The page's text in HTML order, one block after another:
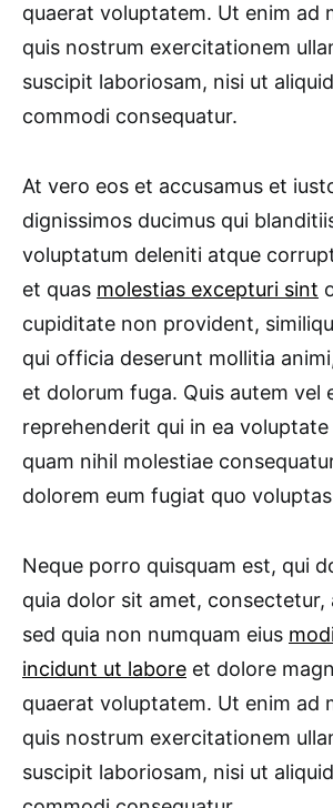
quaerat voluptatem. Ut enim ad
quis nostrum exercitationem
suscipit laboriosam, nisi ut
commodi consequatur.
At vero eos et accusamus et
dignissimos ducimus qui
voluptatum deleniti atque
et quas molestias excepturi sint
cupiditate non provident,
qui officia deserunt mollitia
et dolorum fuga. Quis autem vel
reprehenderit qui in ea voluptate
quam nihil molestiae
dolorem eum fugiat quo
Neque porro quisquam est, qui
quia dolor sit amet, consectetur,
sed quia non numquam eius
incidunt ut labore et dolore
quaerat voluptatem. Ut enim ad
quis nostrum exercitationem
suscipit laboriosam, nisi ut